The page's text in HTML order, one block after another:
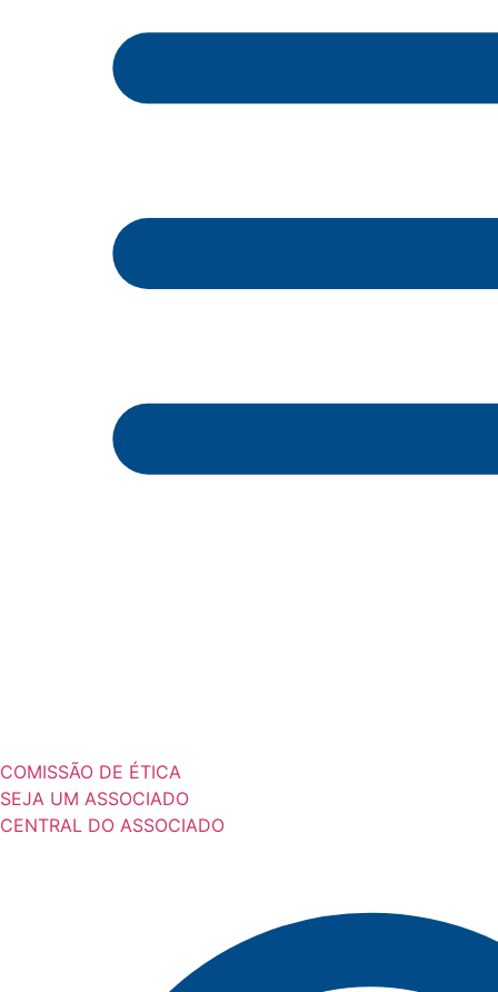
COMISSÃO DE ÉTICA
SEJA UM ASSOCIADO
CENTRAL DO ASSOCIADO